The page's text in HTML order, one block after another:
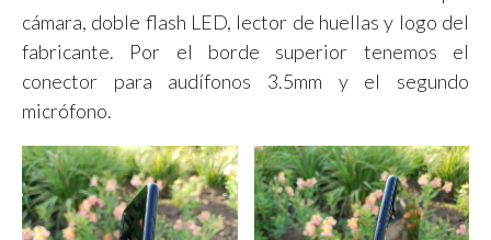
cámara, doble flash LED, lector de huellas y logo del
fabricante. Por el borde superior tenemos el
conector para audífonos 3.5mm y el segundo
micrófono.